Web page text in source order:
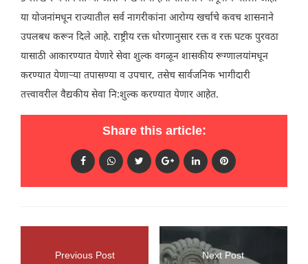
या योजनांमधून राज्यातील सर्व नागरीकांना आरोग्य खर्चाचे कवच शासनाने
उपलबध करून दिले आहे. राष्ट्रीय रक्त धोरणानुसार रक्त व रक्त घटक पुरवठा
यासाठी आकारण्यात येणारे सेवा शुल्क वगळून शासकीय रूग्णालयांमधून
करण्यात येणाऱ्या तपासण्या व उपचार, तसेच सार्वजनिक भागीदारी
तत्त्वावरील वैद्यकीय सेवा नि:शुल्क करण्यात येणार आहेत.
Share this article:
Previous Post Next Post